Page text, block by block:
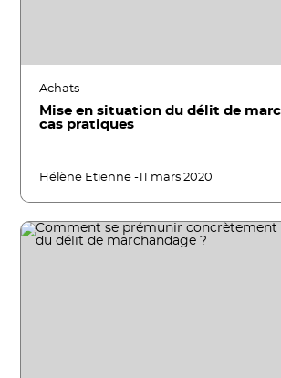
Achats
Mise en situation du délit de
cas pratiques
Hélène Etienne -11 mars 2020